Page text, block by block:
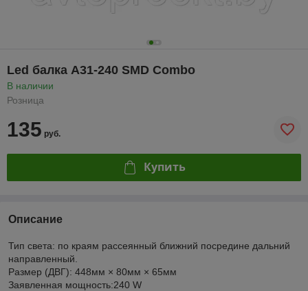
Led балка A31-240 SMD Combo
В наличии
Розница
135 руб.
Купить
Описание
Тип света: по краям рассеянный ближний посредине дальний
направленный.
Размер (ДВГ): 448мм × 80мм × 65мм
Заявленная мощность:240 W